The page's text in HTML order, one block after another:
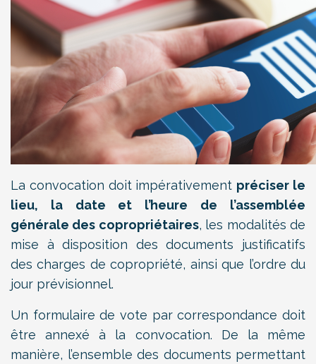
La convocation doit impérativement préciser le
lieu, la date et l’heure de l’assemblée
générale des copropriétaires, les modalités de
mise à disposition des documents justificatifs
des charges de copropriété, ainsi que l’ordre du
jour prévisionnel.
Un formulaire de vote par correspondance doit
être annexé à la convocation. De la même
manière, l’ensemble des documents permettant